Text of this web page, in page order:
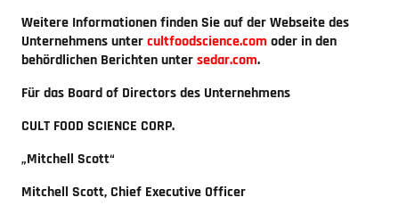
Weitere Informationen finden Sie auf der Webseite des
Unternehmens untercultfoodscience.com oder in den
behördlichen Berichten untersedar.com.
Für das Board of Directors des Unternehmens
CULT FOOD SCIENCE CORP.
„Mitchell Scott“
Mitchell Scott, Chief Executive Officer